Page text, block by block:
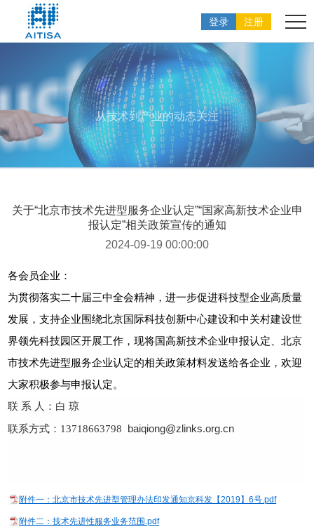
登录 注册
从技术到产业的动态关注
关于“北京市技术先进型服务企业认定”“国家高新技术企业申
报认定”相关政策宣传的通知
2024-09-19 00:00:00
各会员企业：
为贯彻落实二十届三中全会精神，进一步促进科技型企业高质量
发展，支持企业围绕北京国际科技创新中心建设和中关村建设世
界领先科技园区开展工作 ，现将国高新技术企业申报认定、北京
市技术先进型服务企业认定的相关政策材料发送给各企业，欢迎
大家积极参与申报认定。
联 系 人：白 琼
联系方式：13718663798
baiqiong@zlinks.org.cn
附件一：北京市技术先进型管理办法印发通知京科发【2019】6号.pdf
附件二：技术先进性服务业务范围.pdf